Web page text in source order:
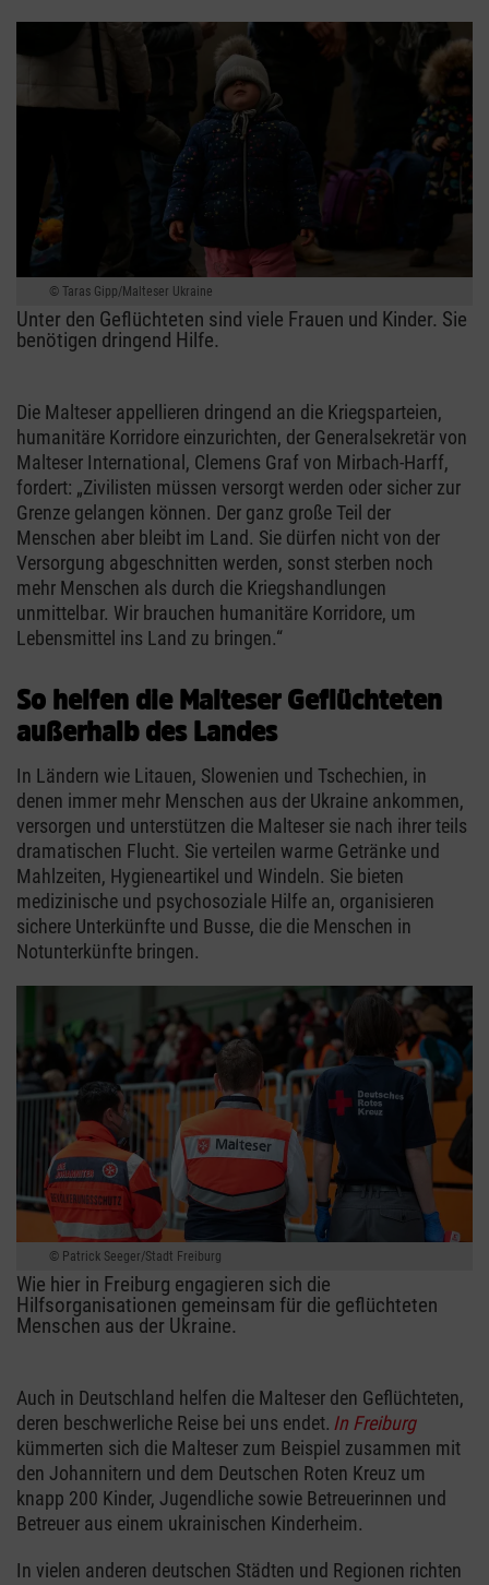
Taras Gipp/Malteser Ukraine
Unter den Geflüchteten sind viele Frauen und Kinder. Sie
benötigen dringend Hilfe.
Die Malteser appellieren dringend an die Kriegsparteien,
humanitäre Korridore einzurichten, der Generalsekretär von
Malteser International, Clemens Graf von Mirbach-Harff,
fordert: „Zivilisten müssen versorgt werden oder sicher zur
Grenze gelangen können. Der ganz große Teil der
Menschen aber bleibt im Land. Sie dürfen nicht von der
Versorgung abgeschnitten werden, sonst sterben noch
mehr Menschen als durch die Kriegshandlungen
unmittelbar. Wir brauchen humanitäre Korridore, um
Lebensmittel ins Land zu bringen.“
So helfen die Malteser Geflüchteten
außerhalb des Landes
In Ländern wie Litauen, Slowenien und Tschechien, in
denen immer mehr Menschen aus der Ukraine ankommen,
versorgen und unterstützen die Malteser sie nach ihrer teils
dramatischen Flucht. Sie verteilen warme Getränke und
Mahlzeiten, Hygieneartikel und Windeln. Sie bieten
medizinische und psychosoziale Hilfe an, organisieren
sichere Unterkünfte und Busse, die die Menschen in
Notunterkünfte bringen.
Patrick Seeger/Stadt Freiburg
Wie hier in Freiburg engagieren sich die
Hilfsorganisationen gemeinsam für die geflüchteten
Menschen aus der Ukraine.
Auch in Deutschland helfen die Malteser den Geflüchteten,
deren beschwerliche Reise bei uns endet. In Freiburg
kümmerten sich die Malteser zum Beispiel zusammen mit
den Johannitern und dem Deutschen Roten Kreuz um
knapp 200 Kinder, Jugendliche sowie Betreuerinnen und
Betreuer aus einem ukrainischen Kinderheim.
In vielen anderen deutschen Städten und Regionen richten